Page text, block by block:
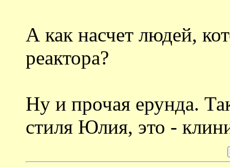
А как насчет людей,
реактора?
Ну и прочая ерунда.
стиля Юлия, это -